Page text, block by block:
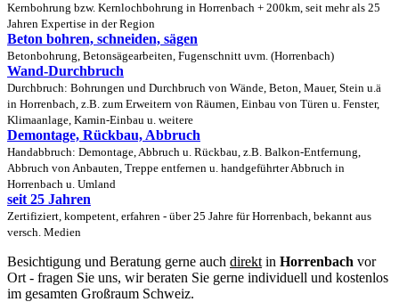
Kernbohrung bzw. Kernlochbohrung in Horrenbach + 200km, seit mehr als 25
Jahren Expertise in der Region
Beton bohren, schneiden, sägen
Betonbohrung, Betonsägearbeiten, Fugenschnitt uvm. (Horrenbach)
Wand-Durchbruch
Durchbruch: Bohrungen und Durchbruch von Wände, Beton, Mauer, Stein u.ä
in Horrenbach, z.B. zum Erweitern von Räumen, Einbau von Türen u. Fenster,
Klimaanlage, Kamin-Einbau u. weitere
Demontage, Rückbau, Abbruch
Handabbruch: Demontage, Abbruch u. Rückbau, z.B. Balkon-Entfernung,
Abbruch von Anbauten, Treppe entfernen u. handgeführter Abbruch in
Horrenbach u. Umland
seit 25 Jahren
Zertifiziert, kompetent, erfahren - über 25 Jahre für Horrenbach, bekannt aus
versch. Medien
Besichtigung und Beratung gerne auch direkt in Horrenbach vor
Ort - fragen Sie uns, wir beraten Sie gerne individuell und kostenlos
im gesamten Großraum Schweiz.